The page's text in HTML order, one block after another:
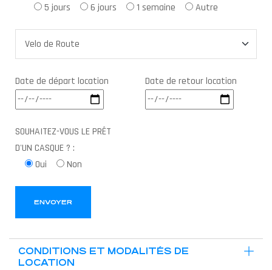
5 jours
6 jours 1 semaine Autre
Date de départ location Date de retour location
SOUHAITEZ-VOUS LE PRÊT
D'UN CASQUE ? :
Oui
Non
ENVOYER
CONDITIONS ET MODALITÉS DE
LOCATION